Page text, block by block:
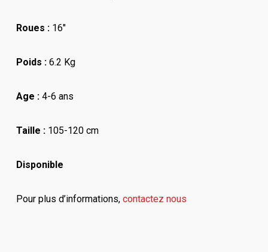
Roues :16″
Poids :6.2 Kg
Age :4-6 ans
Taille :105-120 cm
Disponible
Pour plus d’informations, contactez nous